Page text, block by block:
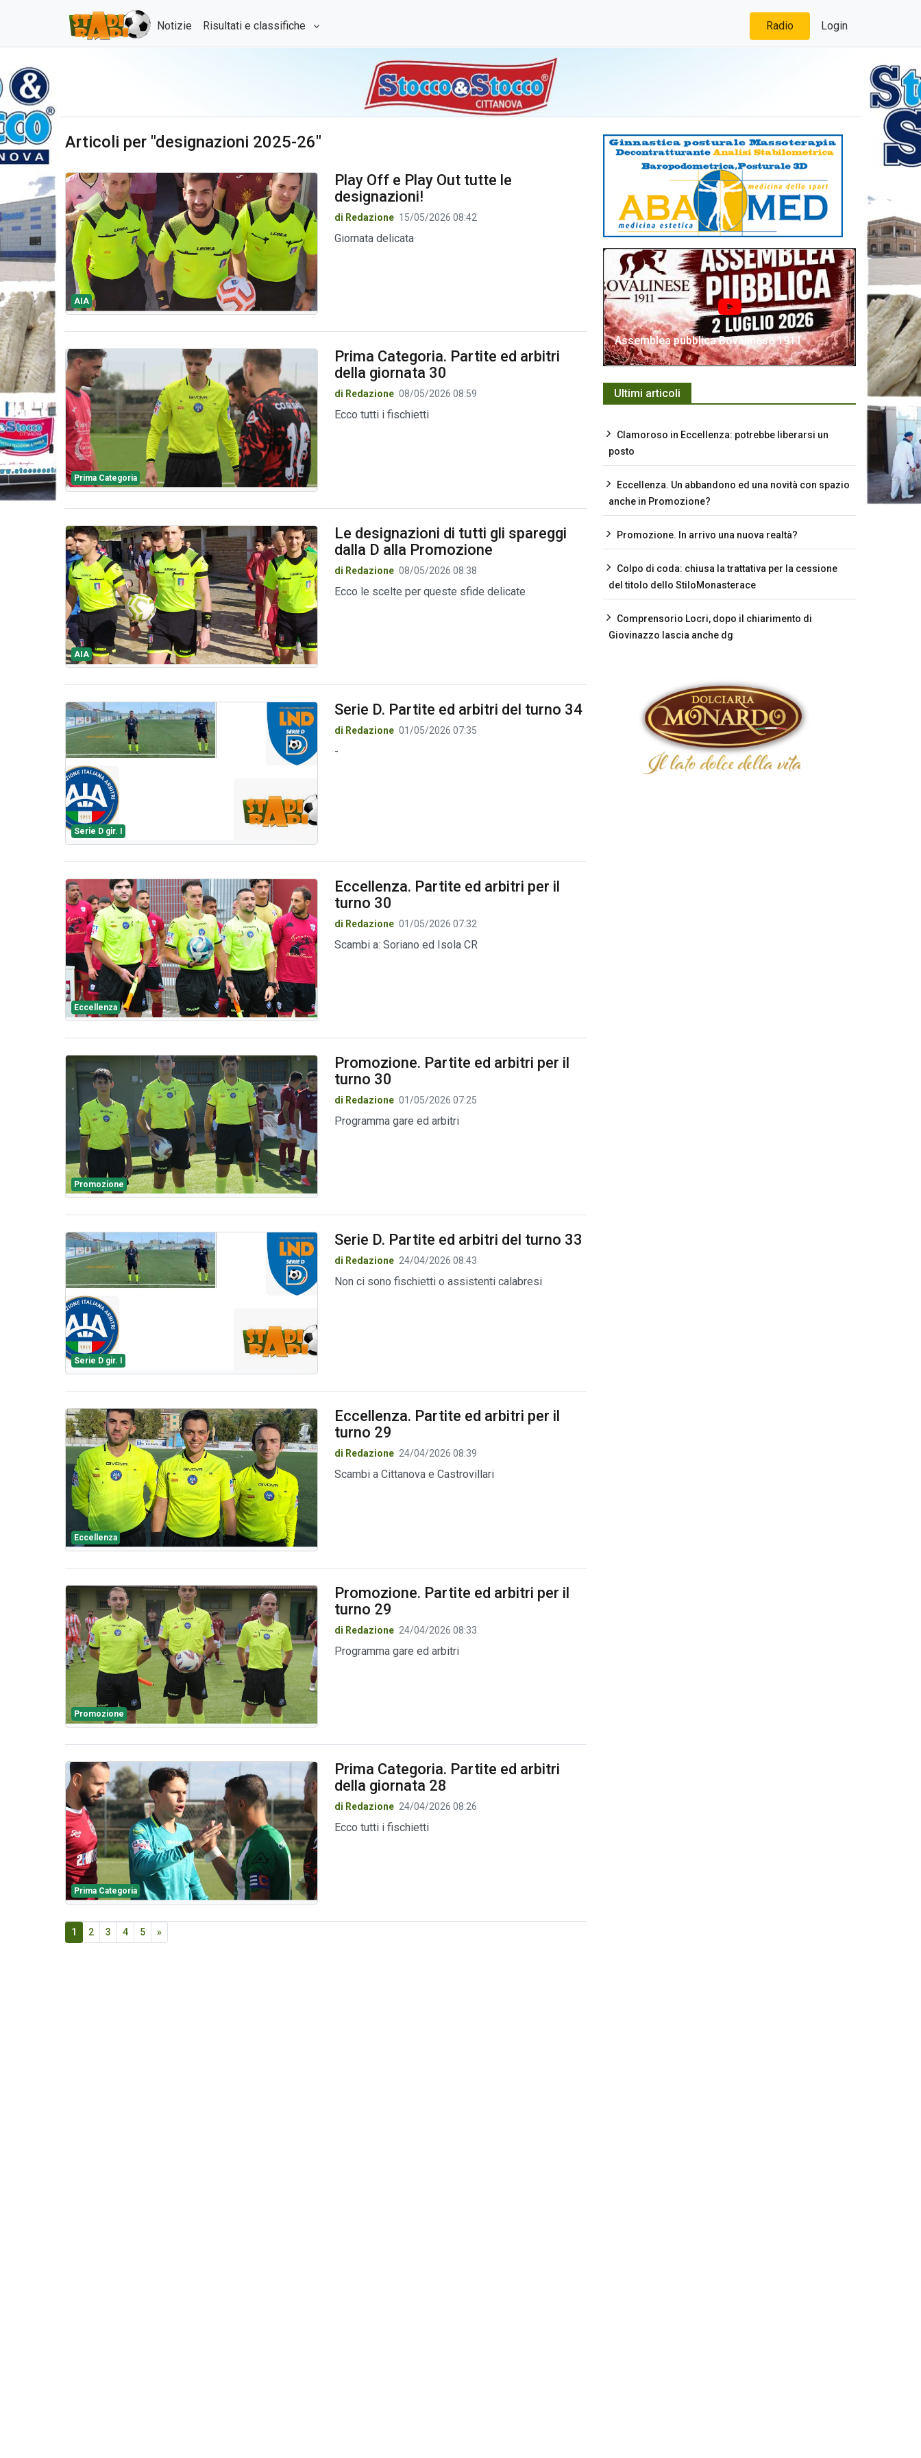
Notizie Risultati e classifiche Radio Login
Articoli per "designazioni 2025-26"
AIA
Play Off e Play Out tutte le
designazioni!
di Redazione 15/05/2026 08:42
Giornata delicata
Prima Categoria
Prima Categoria. Partite ed arbitri
della giornata 30
di Redazione 08/05/2026 08:59
Ecco tutti i fischietti
AIA
Le designazioni di tutti gli spareggi
dalla D alla Promozione
di Redazione 08/05/2026 08:38
Ecco le scelte per queste sfide delicate
Serie D gir. I
Serie D. Partite ed arbitri del turno 34
di Redazione 01/05/2026 07:35
-
Eccellenza
Eccellenza. Partite ed arbitri per il
turno 30
di Redazione 01/05/2026 07:32
Scambi a: Soriano ed Isola CR
Promozione
Promozione. Partite ed arbitri per il
turno 30
di Redazione 01/05/2026 07:25
Programma gare ed arbitri
Serie D gir. I
Serie D. Partite ed arbitri del turno 33
di Redazione 24/04/2026 08:43
Non ci sono fischietti o assistenti calabresi
Eccellenza
Eccellenza. Partite ed arbitri per il
turno 29
di Redazione 24/04/2026 08:39
Scambi a Cittanova e Castrovillari
Promozione
Promozione. Partite ed arbitri per il
turno 29
di Redazione 24/04/2026 08:33
Programma gare ed arbitri
Prima Categoria
Prima Categoria. Partite ed arbitri
della giornata 28
di Redazione 24/04/2026 08:26
Ecco tutti i fischietti
1 2 3 4 5 »
Assemblea pubblica Bovalinese 1911
Ultimi articoli
Clamoroso in Eccellenza: potrebbe liberarsi un
posto
Eccellenza. Un abbandono ed una novità con spazio
anche in Promozione?
Promozione. In arrivo una nuova realtà?
Colpo di coda: chiusa la trattativa per la cessione
del titolo dello StiloMonasterace
Comprensorio Locri, dopo il chiarimento di
Giovinazzo lascia anche dg